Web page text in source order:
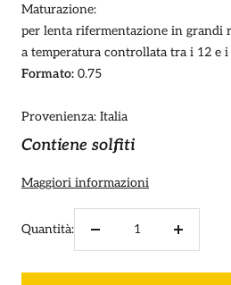
Maturazione:
per lenta rifermentazione in grandi
a temperatura controllata tra i 12 e i
Formato: 0.75
Provenienza: Italia
Contiene solfiti
Maggiori informazioni
Quantità:
Diminuire
Aumenta